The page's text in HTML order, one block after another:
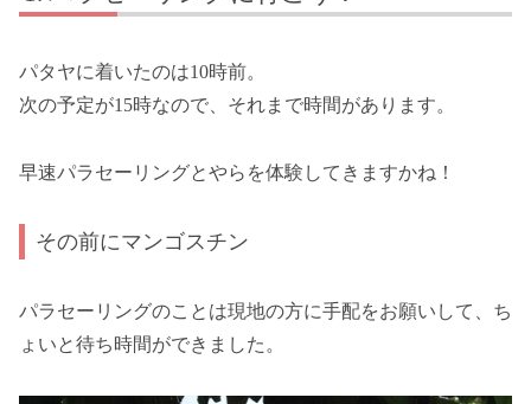
パタヤに着いたのは10時前。
次の予定が15時なので、それまで時間があります。
早速パラセーリングとやらを体験してきますかね！
その前にマンゴスチン
パラセーリングのことは現地の方に手配をお願いして、ち
ょいと待ち時間ができました。